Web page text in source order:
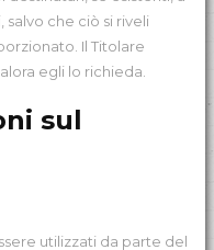
salvo che ciò si riveli
Il Titolare
egli lo richieda.
sul
utilizzati da parte del